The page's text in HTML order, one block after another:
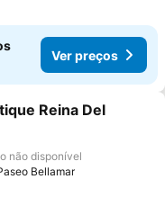
Ver preços
aos favoritos
Reina Del
não disponível
Bellamar